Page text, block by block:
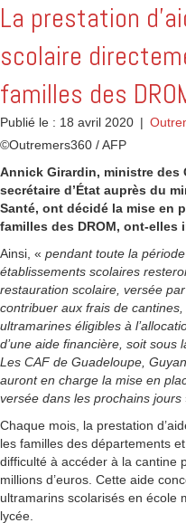
La prestation
scolaire
familles des
Publié le : 18 avril 2020 |
©Outremers360 / AFP
Annick Girardin, ministre des
secrétaire d’État auprès du
Santé, ont décidé la mise en
familles des DROM, ont-
Ainsi, « pendant toute la
établissements scolaires
restauration scolaire, versée
contribuer aux frais de
ultramarines éligibles à
d’une aide financière, soit sous
Les CAF de Guadeloupe,
auront en charge la mise en
versée dans les prochains jours
Chaque mois, la prestation
les familles des départements
difficulté à accéder à la cantine
millions d’euros. Cette aide
ultramarins scolarisés en école
lycée.